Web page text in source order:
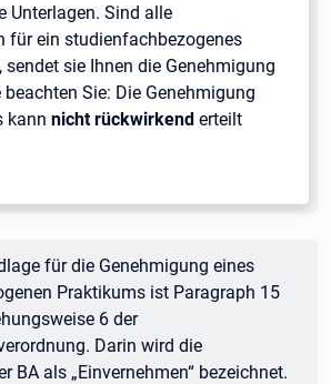
Unterlagen. Sind alle
für ein studienfachbezogenes
sie Ihnen die Genehmigung
Sie: Die Genehmigung
kann nicht rückwirkend erteilt
für die Genehmigung eines
Praktikums ist Paragraph 15
6 der
Darin wird die
BA als „Einvernehmen“ bezeichnet.